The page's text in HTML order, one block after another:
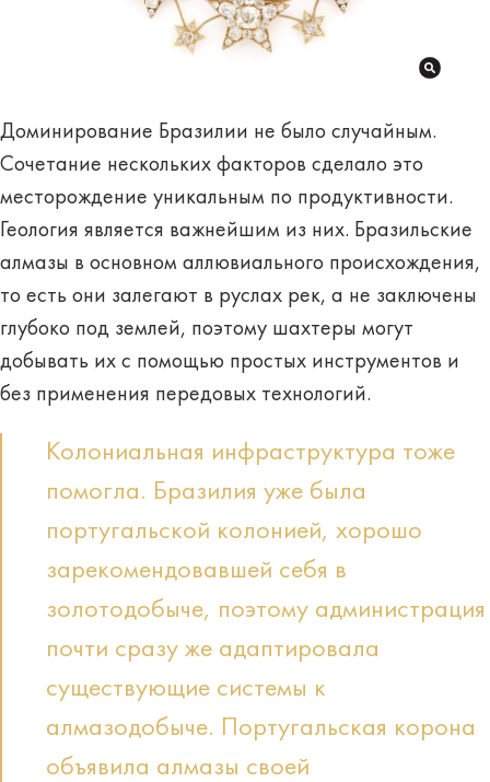
Доминирование Бразилии не было случайным.
Сочетание нескольких факторов сделало это
месторождение уникальным по продуктивности.
Геология является важнейшим из них. Бразильские
алмазы в основном аллювиального происхождения,
то есть они залегают в руслах рек, а не заключены
глубоко под землей, поэтому шахтеры могут
добывать их с помощью простых инструментов и
без применения передовых технологий.
Колониальная инфраструктура тоже
помогла. Бразилия уже была
португальской колонией, хорошо
зарекомендовавшей себя в
золотодобыче, поэтому администрация
почти сразу же адаптировала
существующие системы к
алмазодобыче. Португальская корона
объявила алмазы своей